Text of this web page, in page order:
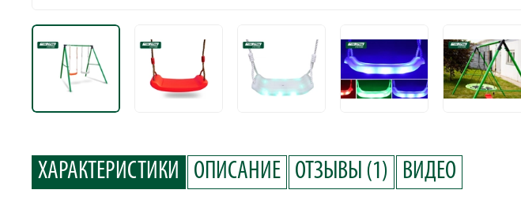
ХАРАКТЕРИСТИКИ ОПИСАНИЕ ОТЗЫВЫ (1) ВИДЕО